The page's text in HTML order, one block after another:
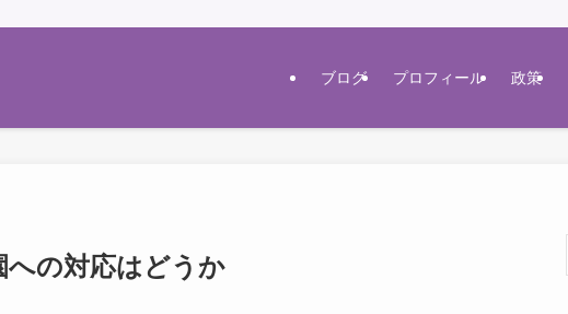
ブログ プロフィール 政策
への対応はどうか